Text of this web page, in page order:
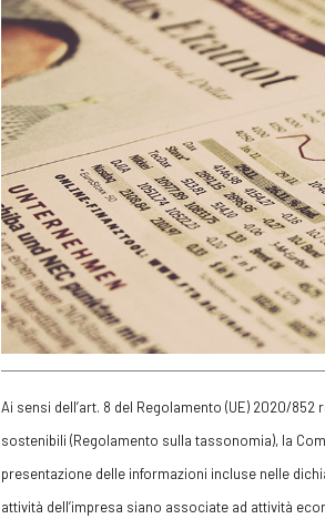
Ai sensi dell’art. 8 del Regolamento (UE) 2020/
sostenibili (Regolamento sulla tassonomia), la
presentazione delle informazioni incluse nelle
attività dell’impresa siano associate ad attività